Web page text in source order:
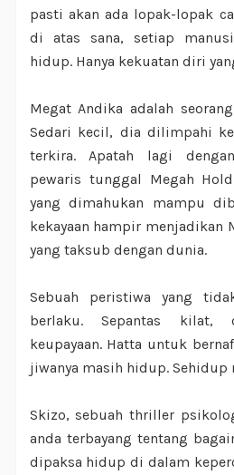
pasti akan ada lopak-lopak
di atas sana, setiap
hidup. Hanya kekuatan diri
Megat Andika adalah
Sedari kecil, dia dilimpahi
terkira. Apatah lagi
pewaris tunggal Megah
yang dimahukan mampu
kekayaan hampir menjadikan
yang taksub dengan dunia.
Sebuah peristiwa yang
berlaku. Sepantas kilat,
keupayaan. Hatta untuk
jiwanya masih hidup. Sehidup
Skizo, sebuah thriller
anda terbayang tentang
dipaksa hidup di dalam